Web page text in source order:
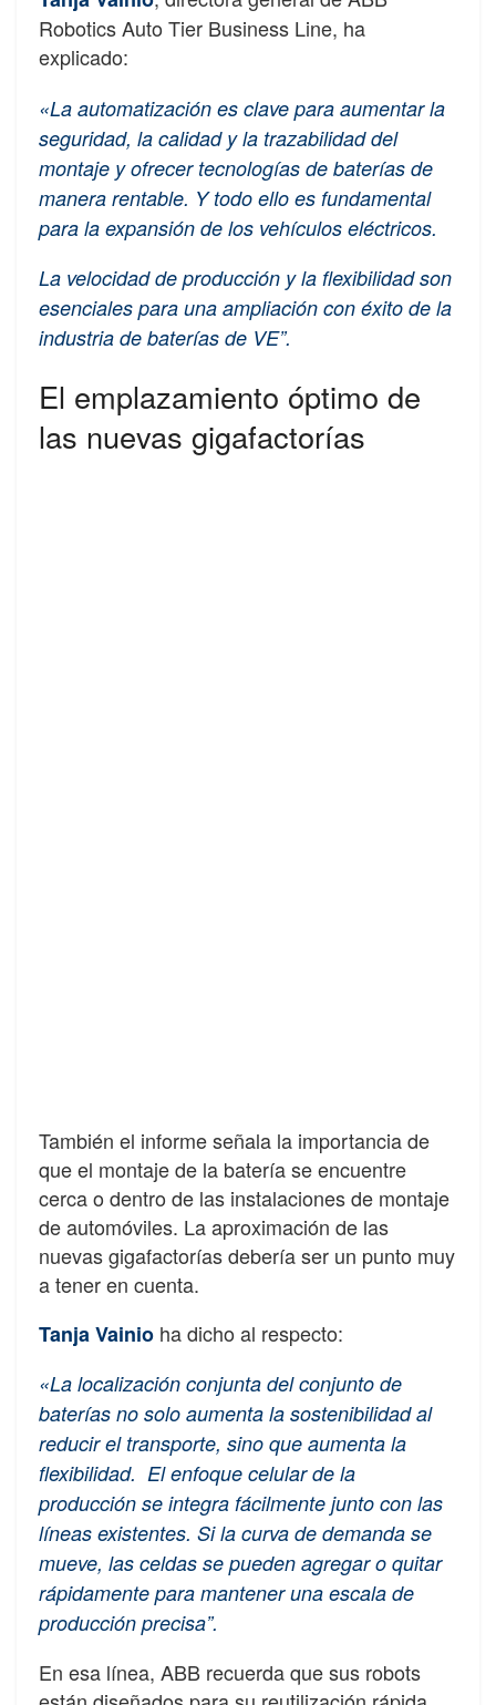
Robotics Auto Tier Business Line, ha
explicado:
«La automatización es clave para aumentar la
seguridad, la calidad y la trazabilidad del
montaje y ofrecer tecnologías de baterías de
manera rentable. Y todo ello es fundamental
para la expansión de los vehículos eléctricos.
La velocidad de producción y la flexibilidad son
esenciales para una ampliación con éxito de la
industria de baterías de VE”.
El emplazamiento óptimo de
las nuevas gigafactorías
También el informe señala la importancia de
que el montaje de la batería se encuentre
cerca o dentro de las instalaciones de montaje
de automóviles. La aproximación de las
nuevas gigafactorías debería ser un punto muy
a tener en cuenta.
Tanja Vainio ha dicho al respecto:
«La localización conjunta del conjunto de
baterías no solo aumenta la sostenibilidad al
reducir el transporte, sino que aumenta la
flexibilidad. El enfoque celular de la
producción se integra fácilmente junto con las
líneas existentes. Si la curva de demanda se
mueve, las celdas se pueden agregar o quitar
rápidamente para mantener una escala de
producción precisa”.
En esa línea, ABB recuerda que sus robots